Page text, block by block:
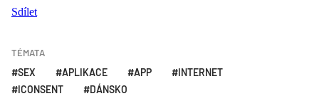
Sdílet
TÉMATA
SEX APLIKACE APP
INTERNET
ICONSENT
DÁNSKO